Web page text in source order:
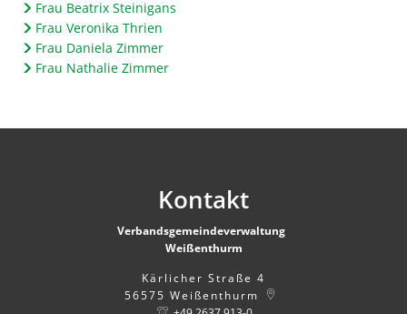
Frau Beatrix Steinigans
Frau Veronika Thrien
Frau Daniela Zimmer
Frau Nathalie Zimmer
Kontakt
Verbandsgemeindeverwaltung
Weißenthurm
Kärlicher Straße 4
56575 Weißenthurm